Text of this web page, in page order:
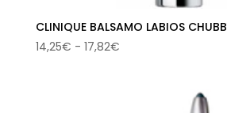
CLINIQUE BALSAMO LABIOS
14,25€ - 17,82€Rango